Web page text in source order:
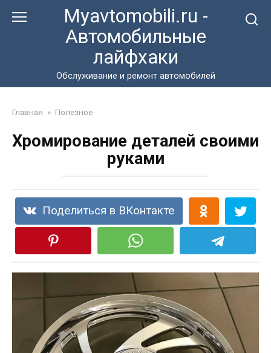
Myavtomobili.ru -
Автомобильные
лайфхаки
Обслуживание и ремонт автомобилей
Главная » Полезное
Хромирование деталей своими
руками
Поделиться в ВКонтакте